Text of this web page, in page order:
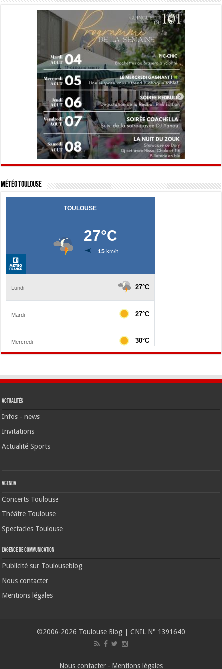
Météo Toulouse
Actualités
Infos - news
Invitations
Actualité Sports
Agenda
Concerts Toulouse
Théâtre Toulouse
Spectacles Toulouse
L’agence de communication
Publicité sur Toulouseblog
Nous contacter
Mentions légales
©2006-2026 Toulouse Blog | CNIL N° 1391640
Nous contacter - Mentions légales